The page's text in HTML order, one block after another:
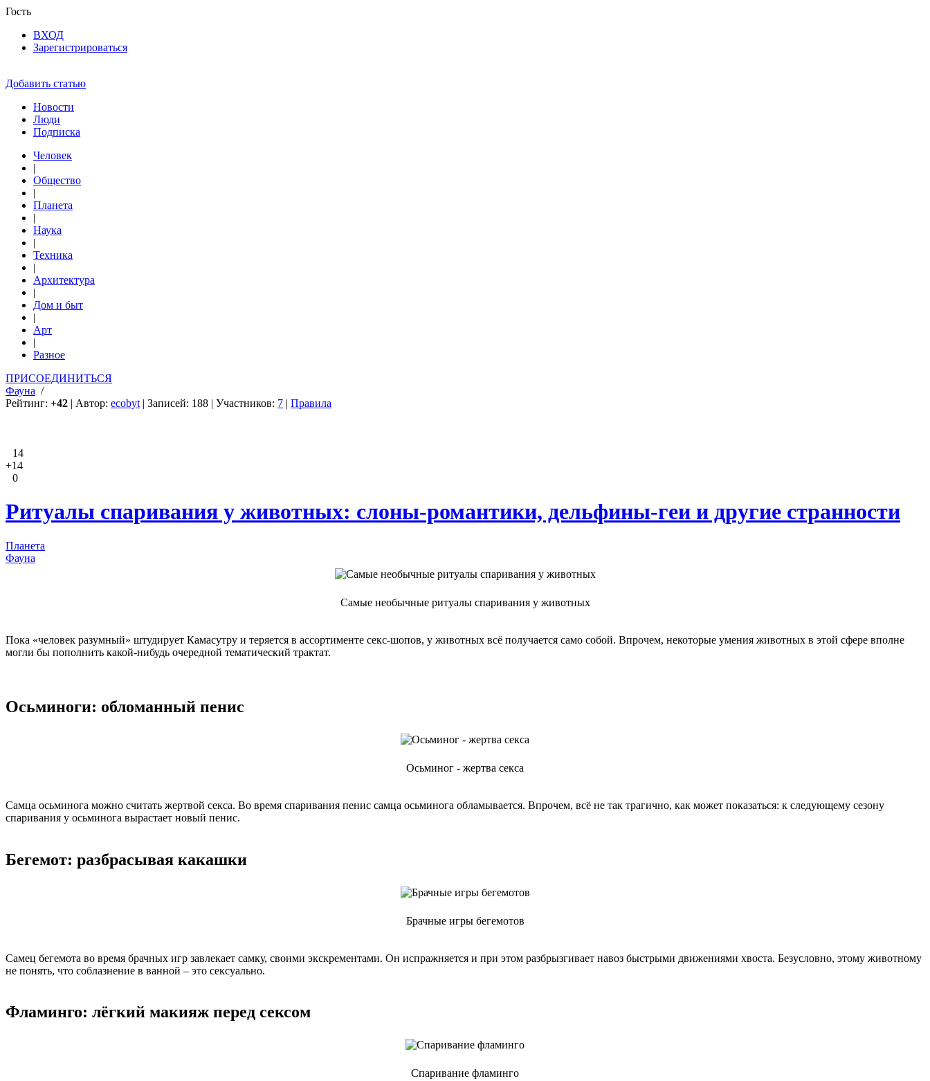
Гость
ВХОД
Зарегистрироваться
Добавить статью
Новости
Люди
Подписка
Человек
|
Общество
|
Планета
|
Наука
|
Техника
|
Архитектура
|
Дом и быт
|
Арт
|
Разное
ПРИСОЕДИНИТЬСЯ
Фауна /
Рейтинг: +42 | Автор: ecobyt | Записей: 188 | Участников: 7 | Правила
14
+14
0
Ритуалы спаривания у животных: слоны-романтики, дельфины-геи и другие странности
Планета
Фауна
Самые необычные ритуалы спаривания у животных
Пока «человек разумный» штудирует Камасутру и теряется в ассортименте секс-шопов, у животных всё получается само собой. Впрочем, некоторые умения животных в этой сфере вполне
могли бы пополнить какой-нибудь очередной тематический трактат.
Осьминоги: обломанный пенис
Осьминог - жертва секса
Самца осьминога можно считать жертвой секса. Во время спаривания пенис самца осьминога обламывается. Впрочем, всё не так трагично, как может показаться: к следующему сезону
спаривания у осьминога вырастает новый пенис.
Бегемот: разбрасывая какашки
Брачные игры бегемотов
Самец бегемота во время брачных игр завлекает самку, своими экскрементами. Он испражняется и при этом разбрызгивает навоз быстрыми движениями хвоста. Безусловно, этому животному
не понять, что соблазнение в ванной – это сексуально.
Фламинго: лёгкий макияж перед сексом
Спаривание фламинго